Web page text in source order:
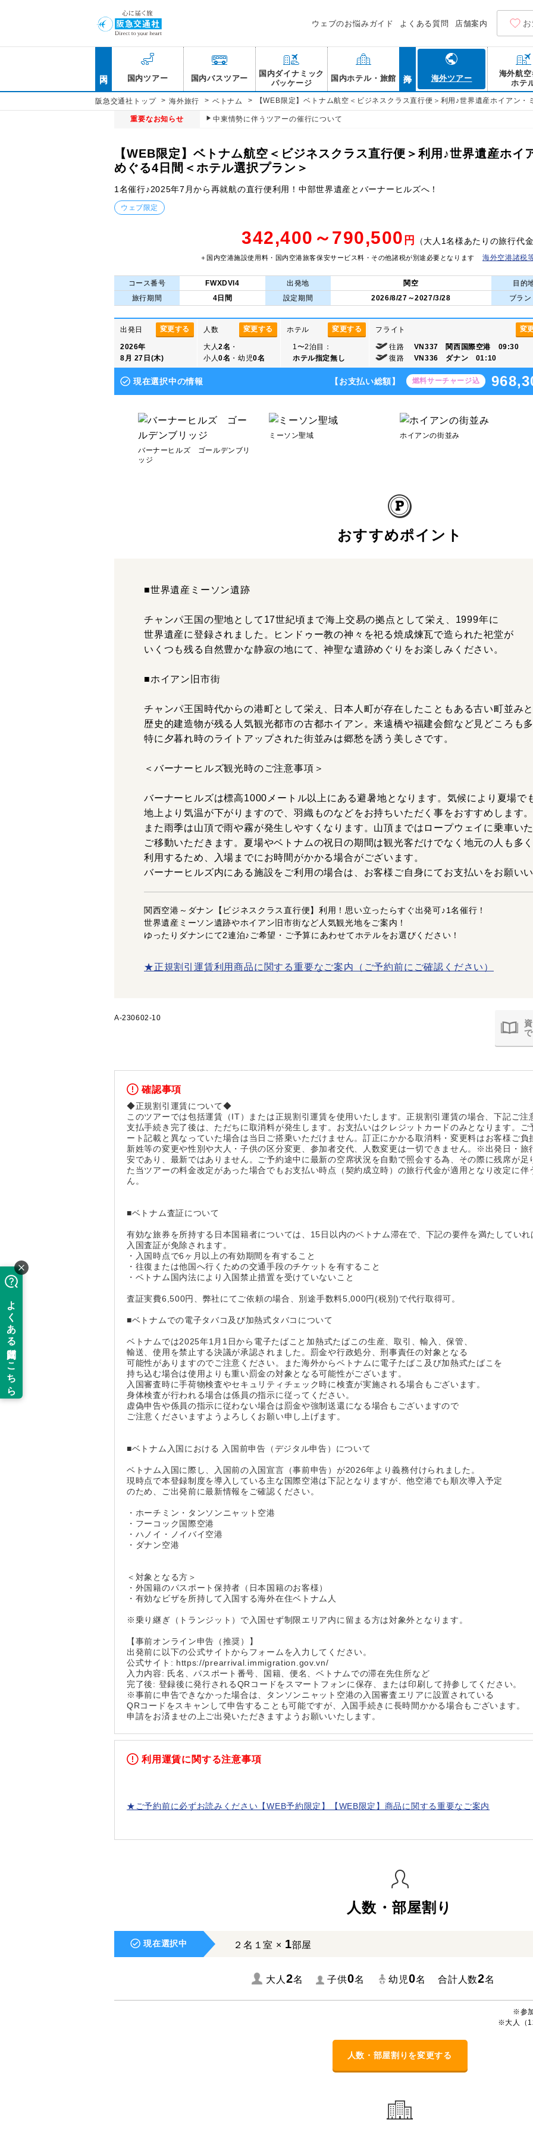
ウェブのお悩みガイド よくある質問 店舗案内
国内ツアー 国内バスツアー
国内ダイナミック
パッケージ
国内ホテル・旅館 海外ツアー
海外航空
ホテ
阪急交通社トップ > 海外旅行 > ベトナム > 【WEB限定】ベトナム航空＜ビジネスクラス直行便＞利用♪世界遺産ホイアン
重要なお知らせ 中東情勢に伴うツアーの催行について
【WEB限定】ベトナム航空＜ビジネスクラス直行便＞利用♪世界遺産ホイ
めぐる4日間＜ホテル選択プラン＞
1名催行♪2025年7月から再就航の直行便利用！中部世界遺産とバーナーヒルズへ！
ウェブ限定
342,400～790,500 円 （大人1名様あたりの旅行代金
＋国内空港施設使用料・国内空港旅客保安サービス料・その他諸税が別途必要となります 海外空港諸税
コース番号 FWXDVI4 出発地 関空 目的
旅行期間
4日間 設定期間 2026/8/27～2027/3/28 ブラン
変更する
出発日
2026年
8月 27日(木)
変更する
人数
大人2名 ・
小人0名 ・幼児0名
変更する
ホテル
1〜2泊目：
ホテル指定無し
変
フライト
往路
VN337 関西国際空港 09:30
復路
VN336 ダナン 01:10
現在選択中の情報 【お支払い総額】 燃料サーチャージ込
バーナーヒルズ ゴールデンブリ
ッジ
ミーソン聖域 ホイアンの街並み
おすすめポイント
■世界遺産ミーソン遺跡
チャンパ王国の聖地として17世紀頃まで海上交易の拠点として栄え、1999年に
世界遺産に登録されました。ヒンドゥー教の神々を祀る焼成煉瓦で造られた祀堂が
いくつも残る自然豊かな静寂の地にて、神聖な遺跡めぐりをお楽しみください。
■ホイアン旧市街
チャンパ王国時代からの港町として栄え、日本人町が存在したこともある古い町並みと
歴史的建造物が残る人気観光都市の古都ホイアン。来遠橋や福建会館など見どころも多
特に夕暮れ時のライトアップされた街並みは郷愁を誘う美しさです。
＜バーナーヒルズ観光時のご注意事項＞
バーナーヒルズは標高1000メートル以上にある避暑地となります。気候により夏場で
地上より気温が下がりますので、羽織ものなどをお持ちいただく事をおすすめします。
また雨季は山頂で雨や霧が発生しやすくなります。山頂まではロープウェイに乗車いた
ご移動いただきます。夏場やベトナムの祝日の期間は観光客だけでなく地元の人も多く
利用するため、入場までにお時間がかかる場合がございます。
バーナーヒルズ内にある施設をご利用の場合は、お客様ご自身にてお支払いをお願いい
関西空港～ダナン【ビジネスクラス直行便】利用！思い立ったらすぐ出発可♪1名催行！
世界遺産ミーソン遺跡やホイアン旧市街など人気観光地をご案内！
ゆったりダナンにて2連泊♪ご希望・ご予算にあわせてホテルをお選びください！
★正規割引運賃利用商品に関する重要なご案内（ご予約前にご確認ください）
A-230602-10
確認事項
◆正規割引運賃について◆
このツアーでは包括運賃（IT）または正規割引運賃を使用いたします。正規割引運賃の場合、下記ご
支払手続き完了後は、ただちに取消料が発生します。お支払いはクレジットカードのみとなります。
ート記載と異なっていた場合は当日ご搭乗いただけません。訂正にかかる取消料・変更料はお客様ご負
新姓等の変更や性別や大人・子供の区分変更、参加者交代、人数変更は一切できません。※出発日・旅
安であり、最新ではありません。ご予約途中に最新の空席状況を自動で照会する為、その際に残席が足
た当ツアーの料金改定があった場合でもお支払い時点（契約成立時）の旅行代金が適用となり改定に
ん。
■ベトナム査証について
有効な旅券を所持する日本国籍者については、15日以内のベトナム滞在で、下記の要件を満たしていれ
入国査証が免除されます。
・入国時点で6ヶ月以上の有効期間を有すること
・往復または他国へ行くための交通手段のチケットを有すること
・ベトナム国内法により入国禁止措置を受けていないこと
査証実費6,500円、弊社にてご依頼の場合、別途手数料5,000円(税別)で代行取得可。
■ベトナムでの電子タバコ及び加熱式タバコについて
ベトナムでは2025年1月1日から電子たばこと加熱式たばこの生産、取引、輸入、保管、
輸送、使用を禁止する決議が承認されました。罰金や行政処分、刑事責任の対象となる
可能性がありますのでご注意ください。また海外からベトナムに電子たばこ及び加熱式たばこを
持ち込む場合は使用よりも重い罰金の対象となる可能性がございます。
入国審査時に手荷物検査やセキュリティチェック時に検査が実施される場合もございます。
身体検査が行われる場合は係員の指示に従ってください。
虚偽申告や係員の指示に従わない場合は罰金や強制送還になる場合もございますので
ご注意くださいますようよろしくお願い申し上げます。
■ベトナム入国における 入国前申告（デジタル申告）について
ベトナム入国に際し、入国前の入国宣言（事前申告）が2026年より義務付けられました。
現時点で本登録制度を導入している主な国際空港は下記となりますが、他空港でも順次導入予定
のため、ご出発前に最新情報をご確認ください。
・ホーチミン・タンソンニャット空港
・フーコック国際空港
・ハノイ・ノイバイ空港
・ダナン空港
＜対象となる方＞
・外国籍のパスポート保持者（日本国籍のお客様）
・有効なビザを所持して入国する海外在住ベトナム人
※乗り継ぎ（トランジット）で入国せず制限エリア内に留まる方は対象外となります。
【事前オンライン申告（推奨）】
出発前に以下の公式サイトからフォームを入力してください。
公式サイト: https://prearrival.immigration.gov.vn/
入力内容: 氏名、パスポート番号、国籍、便名、ベトナムでの滞在先住所など
完了後: 登録後に発行されるQRコードをスマートフォンに保存、または印刷して持参してください。
※事前に申告できなかった場合は、タンソンニャット空港の入国審査エリアに設置されている
QRコードをスキャンして申告することも可能ですが、入国手続きに長時間かかる場合もございます。
申請をお済ませの上ご出発いただきますようお願いいたします。
利用運賃に関する注意事項
★ご予約前に必ずお読みください【WEB予約限定】【WEB限定】商品に関する重要なご案内
人数・部屋割り
現在選択中 ２名１室 × 1部屋
大人 2名 子供0名 幼児0名 合計人数2名
※参
※大人（
人数・部屋割りを変更する